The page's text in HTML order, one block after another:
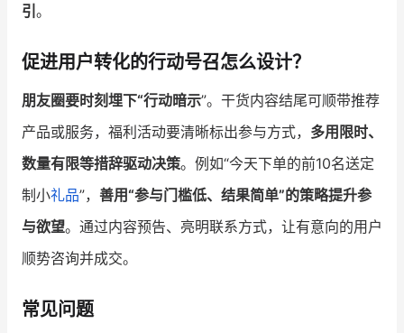
引 。
促进用户转化的行动号召怎么设计？
朋友圈要时刻埋下“行动暗示”。干货内容结尾可顺带推荐
产品或服务，福利活动要清晰标出参与方式， 多用限时、
数量有限等措辞驱动决策。例如“今天下单的前10名送定
制小礼品”， 善用“参与门槛低、结果简单”的策略提升参
与欲望。通过内容预告、亮明联系方式，让有意向的用户
顺势咨询并成交。
常见问题